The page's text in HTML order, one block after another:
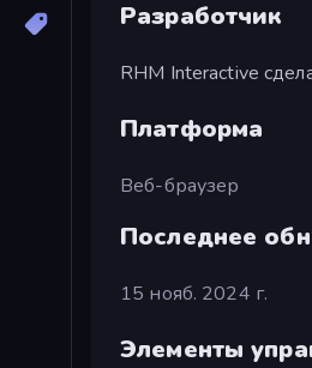
Разработчик
RHM Interactive
Платформа
Веб-браузер
Последнее
15 нояб. 2024 г.
Элементы